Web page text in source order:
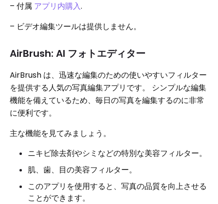
– 付属 アプリ内購入.
– ビデオ編集ツールは提供しません。
AirBrush: AI フォトエディター
AirBrush は、迅速な編集のための使いやすいフィルター
を提供する人気の写真編集アプリです。 シンプルな編集
機能を備えているため、毎日の写真を編集するのに非常
に便利です。
主な機能を見てみましょう。
ニキビ除去剤やシミなどの特別な美容フィルター。
肌、歯、目の美容フィルター。
このアプリを使用すると、写真の品質を向上させる
ことができます。